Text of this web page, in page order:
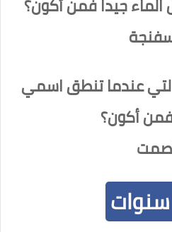
عندما تنطق اسمي
أكون؟